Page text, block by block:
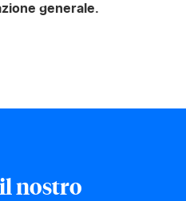
generale.
nostro